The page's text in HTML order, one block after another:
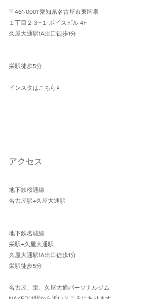
〒461-0001 愛知県名古屋市東区泉
１丁目２３−１ ボイスビル 4F
久屋大通駅1A出口徒歩1分
栄駅徒歩5分
インスタはこちら↓
アクセス
地下鉄桜通線
名古屋駅→久屋大通駅
地下鉄名城線
栄駅→久屋大通駅
久屋大通駅1A出口徒歩1分
栄駅徒歩5分
名古屋、栄、久屋大通パーソナルジム